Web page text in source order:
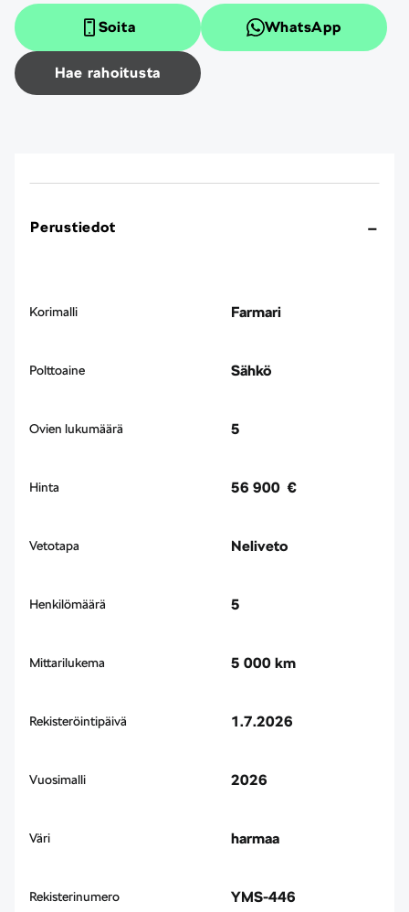
Soita WhatsApp
Hae rahoitusta
Perustiedot
Korimalli Farmari
Polttoaine Sähkö
Ovien lukumäärä 5
Hinta 56 900 €
Vetotapa Neliveto
Henkilömäärä 5
Mittarilukema 5 000 km
Rekisteröintipäivä 1.7.2026
Vuosimalli 2026
Väri harmaa
Rekisterinumero YMS-446